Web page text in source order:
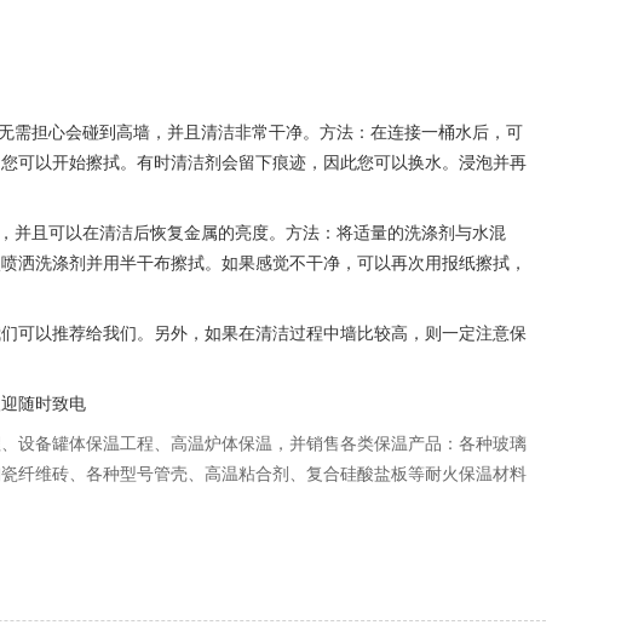
担心会碰到高墙，并且清洁非常干净。方法：在连接一桶水后，可
可以开始擦拭。有时清洁剂会留下痕迹，因此您可以换水。浸泡并再
并且可以在清洁后恢复金属的亮度。方法：将适量的洗涤剂与水混
洗涤剂并用半干布擦拭。如果感觉不干净，可以再次用报纸擦拭，
可以推荐给我们。另外，如果在清洁过程中墙比较高，则一定注意保
随时致电
设备罐体保温工程、高温炉体保温，并销售各类保温产品：各种玻璃
纤维砖、各种型号管壳、高温粘合剂、复合硅酸盐板等耐火保温材料